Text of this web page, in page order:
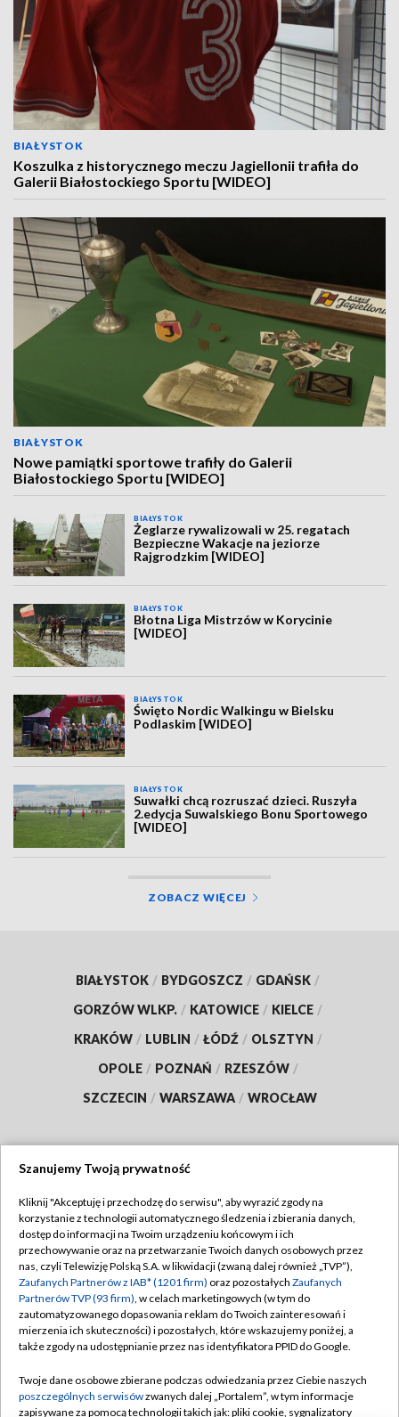
BIAŁYSTOK
Koszulka z historycznego meczu Jagiellonii trafiła do
Galerii Białostockiego Sportu [WIDEO]
BIAŁYSTOK
Nowe pamiątki sportowe trafiły do Galerii
Białostockiego Sportu [WIDEO]
BIAŁYSTOK
Żeglarze rywalizowali w 25. regatach
Bezpieczne Wakacje na jeziorze
Rajgrodzkim [WIDEO]
BIAŁYSTOK
Błotna Liga Mistrzów w Korycinie
[WIDEO]
BIAŁYSTOK
Święto Nordic Walkingu w Bielsku
Podlaskim [WIDEO]
BIAŁYSTOK
Suwałki chcą rozruszać dzieci. Ruszyła
2.edycja Suwalskiego Bonu Sportowego
[WIDEO]
ZOBACZ WIĘCEJ
BIAŁYSTOK / BYDGOSZCZ / GDAŃSK /
GORZÓW WLKP. / KATOWICE / KIELCE /
KRAKÓW / LUBLIN / ŁÓDŹ / OLSZTYN /
OPOLE / POZNAŃ / RZESZÓW /
SZCZECIN / WARSZAWA / WROCŁAW
TVP
Abonament TVP
Emisja w TVP
Centrum informacji TVP
Naziemna Telewizja Cyfrowa
Rada Programowa
Regulamin TVP
Polityka prywatności
Moje zgody
Pomoc
Kontakt
Szanujemy Twoją prywatność
Kliknij "Akceptuję i przechodzę do serwisu", aby wyrazić zgody na
korzystanie z technologii automatycznego śledzenia i zbierania danych,
dostęp do informacji na Twoim urządzeniu końcowym i ich
przechowywanie oraz na przetwarzanie Twoich danych osobowych przez
nas, czyli Telewizję Polską S.A. w likwidacji (zwaną dalej również „TVP”),
Zaufanych Partnerów z IAB* (1201 firm) oraz pozostałych Zaufanych
Partnerów TVP (93 firm), w celach marketingowych (w tym do
zautomatyzowanego dopasowania reklam do Twoich zainteresowań i
mierzenia ich skuteczności) i pozostałych, które wskazujemy poniżej, a
także zgody na udostępnianie przez nas identyfikatora PPID do Google.
Twoje dane osobowe zbierane podczas odwiedzania przez Ciebie naszych
poszczególnych serwisówzwanych dalej „Portalem”, w tym informacje
zapisywane za pomocą technologii takich jak: pliki cookie, sygnalizatory